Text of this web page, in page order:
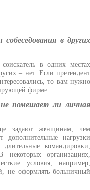
в других
в одних местах
– нет. Если претендент
то вам нужно
фирме.
помешает ли личная
задают женщинам, чем
дополнительные нагрузки
командировки,
организациях,
условия, например,
не оформлять больничный